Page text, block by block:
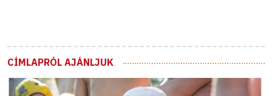
CÍMLAPRÓL AJÁNLJUK